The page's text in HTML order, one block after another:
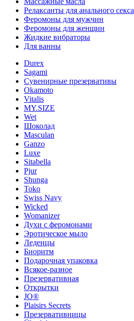
Релаксанты для анального секса
Феромоны для мужчин
Феромоны для женщин
Жидкие вибраторы
Для ванны
Durex
Sagami
Сувенирные презервативы
Okamoto
Vitalis
MY.SIZE
Wet
Шоколад
Masculan
Ganzo
Luxe
Sitabella
Pjur
Shunga
Toko
Swiss Navy
Wicked
Womanizer
Духи с феромонами
Эротическое мыло
Леденцы
Биоритм
Подарочная упаковка
Всякое-разное
Презервативная
Открытки
JO®
Plaisirs Secrets
Презервативницы